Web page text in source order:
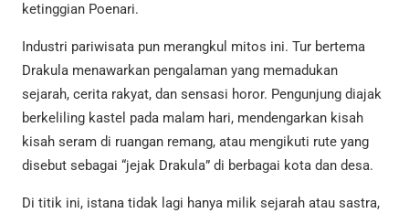
ketinggian Poenari.
Industri pariwisata pun merangkul mitos ini. Tur bertema
Drakula menawarkan pengalaman yang memadukan
sejarah, cerita rakyat, dan sensasi horor. Pengunjung diajak
berkeliling kastel pada malam hari, mendengarkan kisah
kisah seram di ruangan remang, atau mengikuti rute yang
disebut sebagai “jejak Drakula” di berbagai kota dan desa.
Di titik ini, istana tidak lagi hanya milik sejarah atau sastra,